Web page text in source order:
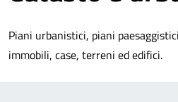
Piani urbanistici, piani
immobili, case, terreni ed edifici.